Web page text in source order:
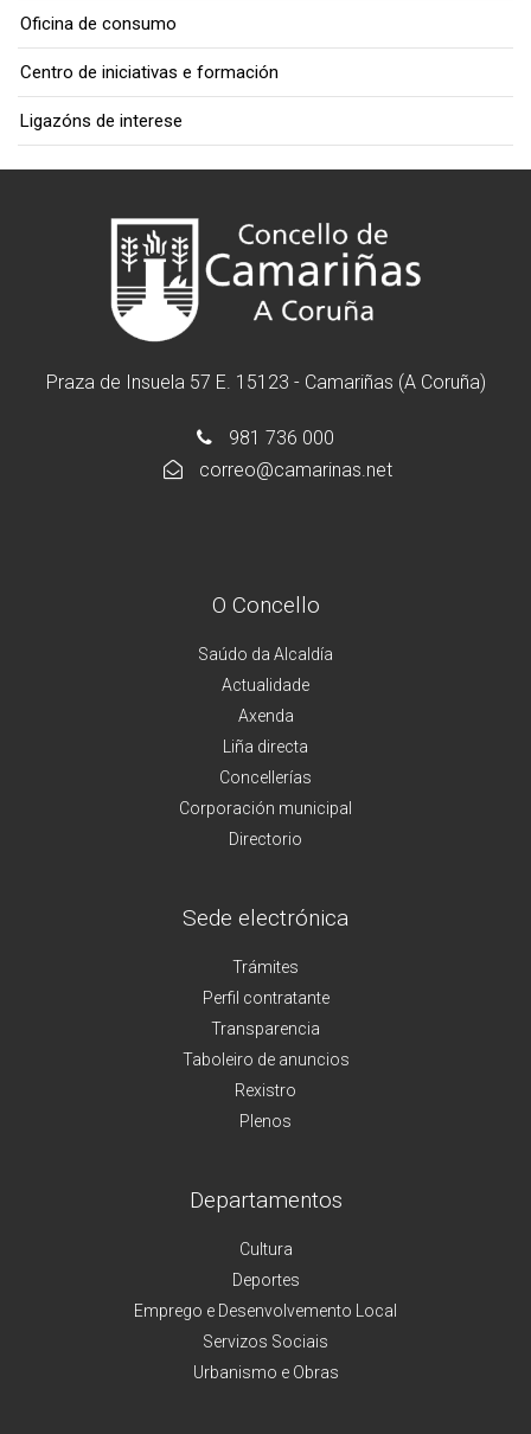
Oficina de consumo
Centro de iniciativas e formación
Ligazóns de interese
Praza de Insuela 57 E. 15123 - Camariñas (A Coruña)
981 736 000
correo@camarinas.net
O Concello
Saúdo da Alcaldía
Actualidade
Axenda
Liña directa
Concellerías
Corporación municipal
Directorio
Sede electrónica
Trámites
Perfil contratante
Transparencia
Taboleiro de anuncios
Rexistro
Plenos
Departamentos
Cultura
Deportes
Emprego e Desenvolvemento Local
Servizos Sociais
Urbanismo e Obras